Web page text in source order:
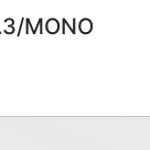
MONO